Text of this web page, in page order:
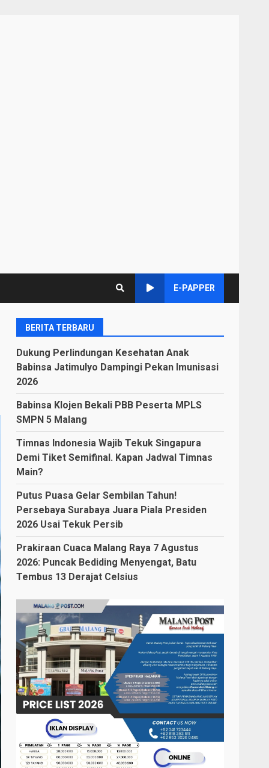
E-PAPPER
BERITA TERBARU
Dukung Perlindungan Kesehatan Anak
Babinsa Jatimulyo Dampingi Pekan Imunisasi
2026
Babinsa Klojen Bekali PBB Peserta MPLS
SMPN 5 Malang
Timnas Indonesia Wajib Tekuk Singapura
Demi Tiket Semifinal. Kapan Jadwal Timnas
Main?
Putus Puasa Gelar Sembilan Tahun!
Persebaya Surabaya Juara Piala Presiden
2026 Usai Tekuk Persib
Prakiraan Cuaca Malang Raya 7 Agustus
2026: Puncak Bediding Menyengat, Batu
Tembus 13 Derajat Celsius